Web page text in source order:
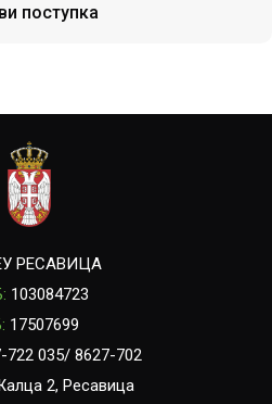
поступка
РЕСАВИЦА
103084723
17507699
722 035/ 8627-702
2, Ресавица